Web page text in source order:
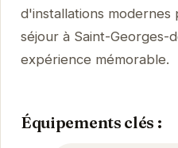
d'installations
séjour à Saint-Georges-
expérience mémorable.
Équipements clés :